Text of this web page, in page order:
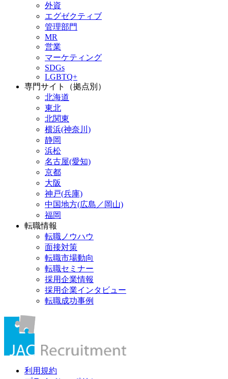
外資
エグゼクティブ
管理部門
MR
営業
マーケティング
SDGs
LGBTQ+
専門サイト（拠点別）
北海道
東北
北関東
横浜(神奈川)
静岡
浜松
名古屋(愛知)
京都
大阪
神戸(兵庫)
中国地方(広島／岡山)
福岡
転職情報
転職ノウハウ
面接対策
転職市場動向
転職セミナー
採用企業情報
採用企業インタビュー
転職成功事例
利用規約